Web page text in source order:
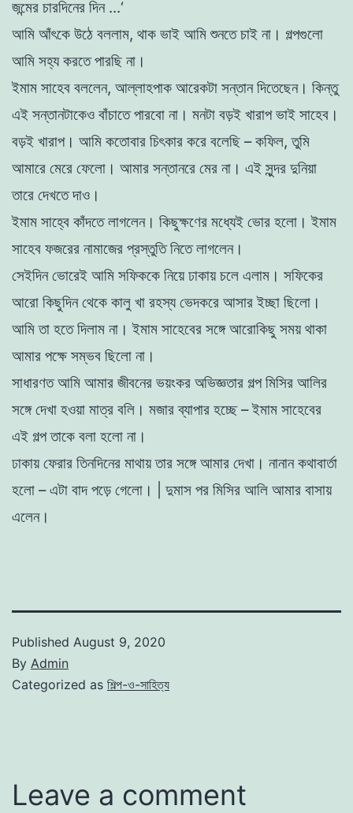
জন্মের চারদিনের দিন ...‘
আমি আঁৎকে উঠে বললাম, থাক ভাই আমি শুনতেচাই না । গল্পগুলাে
আমি সহ্যকরতেপারছি না ।
ইমাম সাহেব বললেন, আল্লাহপাক আরেকটা সন্তানদিতেছেন। কিন্তু
এই সন্তানটাকেও বাঁচাতেপারবাে না । মনটা বড়ই খারাপভাই সাহেব ।
বড়ই খারাপ। আমি কতােবার চিৎকার করে বলেছি –কফিল,তুমি
আমারে মেরে ফেলাে । আমার সন্তানরে মের না । এই সুন্দর দুনিয়া
তারে দেখতেদাও ।
ইমাম সাহ্বে কাঁদতেলাগলেন। কিছুক্ষণের মধ্যেই ভাের হলাে ।ইমাম
সাহেব ফজরের নামাজের প্রস্তুতিনিতেলাগলেন।
সেইদিনভােরেই আমি সফিককে নিয়েঢাকায়চলে এলাম । সফিকের
আরাে কিছুদিনথেকে কালু খা রহস্যভেদকরে আসারইচ্ছা ছিলাে ।
আমিতা হতেদিলাম না ।ইমাম সাহেবের সঙ্গেআরােকিছু সময়থাকা
আমার পক্ষেসম্ভব ছিলাে না ।
সাধারণতআমি আমার জীবনের ভয়ংকর অভিজ্ঞতার গল্পমিসির আলির
সঙ্গেদেখা হওয়া মাত্র বলি । মজারব্যাপার হচ্ছে–ইমাম সাহেবের
এই গল্পতাকে বলা হলাে না ।
ঢাকায়ফেরার তিনদিনের মাথায়তার সঙ্গেআমার দেখা । নানানকথাবার্তা
হলাে –এটা বাদপড়েগেলাে । দুমাস পর মিসির আলি আমার বাসায়
এলেন।
Published August 9, 2020
By Admin
Categorized as শিল্প-ও-সাহিত্য
Leave a comment